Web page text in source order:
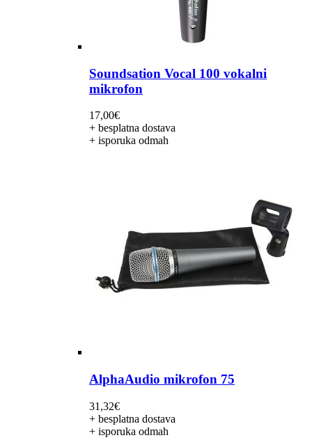
Soundsation Vocal 100 vokalni
mikrofon
17,00€
+ besplatna dostava
+ isporuka odmah
AlphaAudio mikrofon 75
31,32€
+ besplatna dostava
+ isporuka odmah